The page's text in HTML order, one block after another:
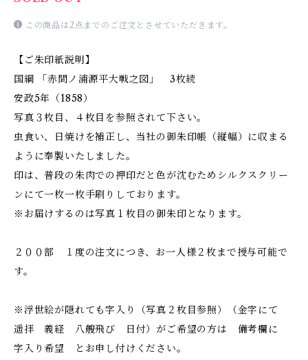
この商品は2点までのご注文とさせていただきます。
【ご朱印紙説明】
国綱 「赤間ノ浦源平大戦之図」 3枚続
安政5年（1858）
写真３枚目、４枚目を参照されて下さい。
虫食い、日焼けを補正し、当社の御朱印帳（縦幅）に収まる
ように奉製いたしました。
印は、普段の朱肉での押印だと色が沈むためシルクスクリー
ンにて一枚一枚手刷りしております。
※お届けするのは写真１枚目の御朱印となります。
２００部 １度の注文につき、お一人様２枚まで授与可能で
す。
※浮世絵が隠れても字入り（写真２枚目参照）（金字にて
遥拝 義経 八艘飛び 日付）がご希望の方は 備考欄に
字入り希望 とお申し付けください。